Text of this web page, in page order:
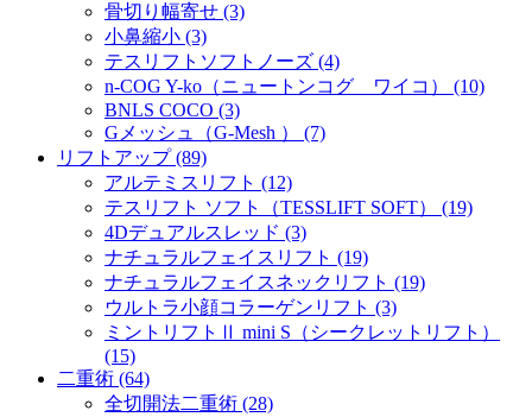
骨切り幅寄せ (3)
小鼻縮小 (3)
テスリフトソフトノーズ (4)
n-COG Y-ko（ニュートンコグ ワイコ） (10)
BNLS COCO (3)
Gメッシュ（G-Mesh ） (7)
リフトアップ (89)
アルテミスリフト (12)
テスリフト ソフト（TESSLIFT SOFT） (19)
4Dデュアルスレッド (3)
ナチュラルフェイスリフト (19)
ナチュラルフェイスネックリフト (19)
ウルトラ小顔コラーゲンリフト (3)
ミントリフトⅡ mini S（シークレットリフト）
(15)
二重術 (64)
全切開法二重術 (28)